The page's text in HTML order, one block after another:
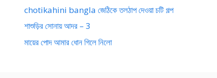
chotikahini bangla জেঠিকে তলঠাপ দেওয়া চটি গল্প
শাশুড়ির সোনায় আদর – 3
মায়ের পোদ আমার ধোন গিলে নিলো